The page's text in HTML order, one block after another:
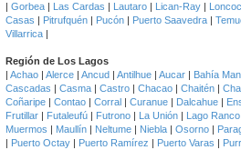
| Gorbea | Las Cardas | Lautaro | Lican-Ray |
Casas | Pitrufquén | Pucón | Puerto Saavedra |
Villarrica |
Región de Los Lagos
| Achao | Alerce | Ancud | Antilhue | Aucar | Bahía
Cascadas | Casma | Castro | Chacao | Chaitén |
Coñaripe | Contao | Corral | Curanue | Dalcahue |
Frutillar | Futaleufú | Futrono | La Unión | Lago Ranco
Muermos | Maullín | Neltume | Niebla | Osorno |
| Puerto Octay | Puerto Ramírez | Puerto Varas |